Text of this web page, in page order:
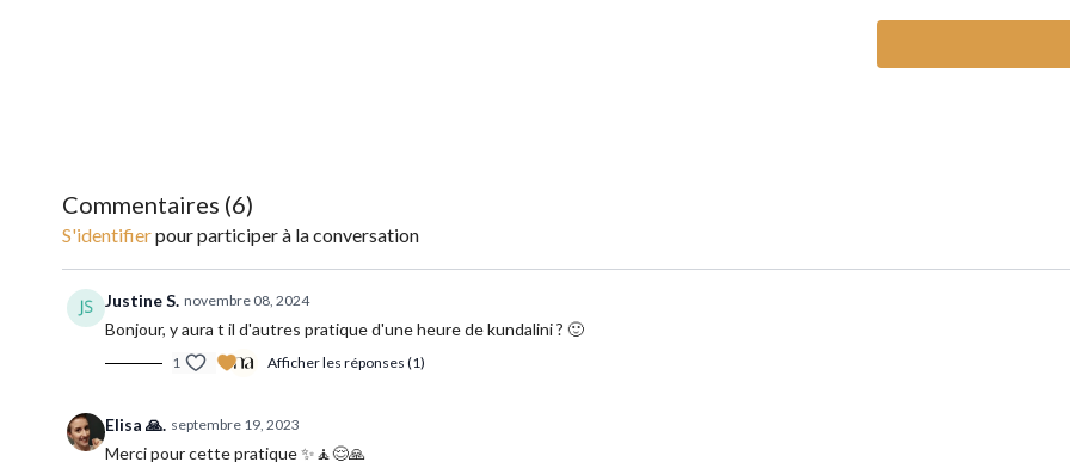
Matériel : un tapis, un
Commentaires (6)
S'identifierpour participer à la conversation
Justine S. novembre 08, 2024
Bonjour, y aura t il d'autres pratique d'une heure de kundalini ? 🙂
1 Afficher les réponses (1)
Elisa 🙏. septembre 19, 2023
Merci pour cette pratique ✨🧘😌🙏